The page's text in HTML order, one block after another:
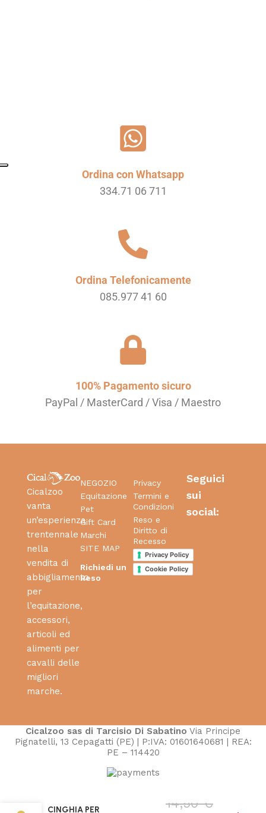
Ordina con Whatsapp
334.71 06 711
Ordina Telefonicamente
085.977 41 60
100% Pagamento sicuro
PayPal / MasterCard / Visa / Maestro
Cicalzoo
vanta
un’esperienza
trentennale
nella
vendita di
abbigliamento
per
l’equitazione,
accessori,
articoli ed
alimenti per
cavalli delle
migliori
marche.
NEGOZIO
Equitazione
Pet
Gift Card
Marchi
SITE MAP
Richiedi un
Reso
Privacy
Termini e
Condizioni
Reso e
Diritto di
Recesso
Privacy Policy
Cookie Policy
Seguici
sui
social:
Cicalzoo sas di Tarcisio Di Sabatino Via Principe
Pignatelli, 13 Cepagatti (PE) | P:IVA: 01601640681 | REA:
PE – 114420
CINGHIA PER 14,50€